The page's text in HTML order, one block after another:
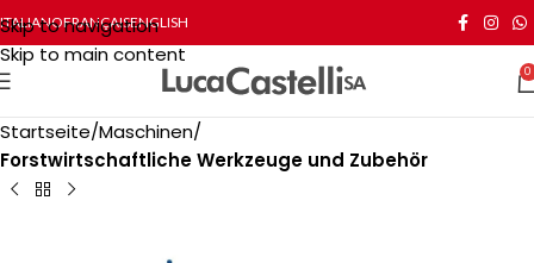
Skip to navigation
Skip to main content
ITALIANOFRANÇAISENGLISH
0
Startseite Maschinen
Forstwirtschaftliche Werkzeuge und Zubehör